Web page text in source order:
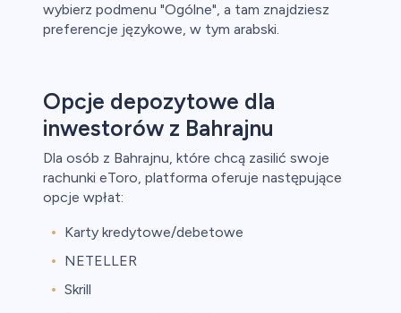
wybierz podmenu "Ogólne", a tam znajdziesz
preferencje językowe, w tym arabski.
Opcje depozytowe dla
inwestorów z Bahrajnu
Dla osób z Bahrajnu, które chcą zasilić swoje
rachunki eToro, platforma oferuje następujące
opcje wpłat:
Karty kredytowe/debetowe
NETELLER
Skrill